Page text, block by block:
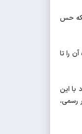
حس
را تا
با این
رسمی،